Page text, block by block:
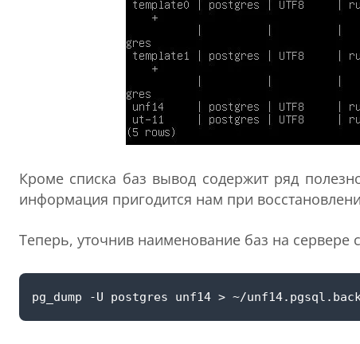
Кроме списка баз вывод содержит ряд
информация пригодится нам при
Теперь, уточнив наименование баз на